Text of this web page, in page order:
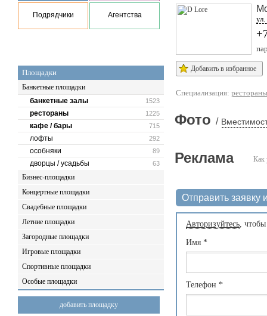
Подрядчики Агентства
Площадки
Банкетные площадки
1523
банкетные залы
1225
рестораны
715
кафе / бары
292
лофты
89
особняки
63
дворцы / усадьбы
Бизнес-площадки
Концертные площадки
Свадебные площадки
Летние площадки
Загородные площадки
Игровые площадки
Спортивные площадки
Особые площадки
добавить площадку
Добавить в избранное
Специализация: рестораны
Фото /
Как
Реклама
Отправить заявку
Авторизуйтесь,
Имя *
Телефон *